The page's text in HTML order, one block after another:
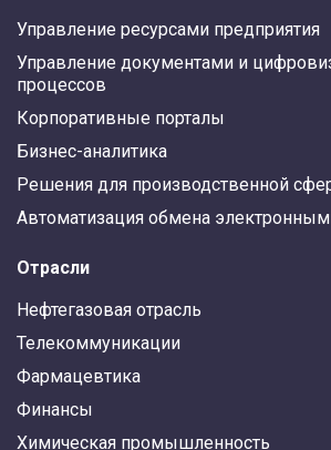
Управление ресурсами предприятия
Управление документами и
процессов
Корпоративные порталы
Бизнес-аналитика
Решения для производственной
Автоматизация обмена
Отрасли
Нефтегазовая отрасль
Телекоммуникации
Фармацевтика
Финансы
Химическая промышленность